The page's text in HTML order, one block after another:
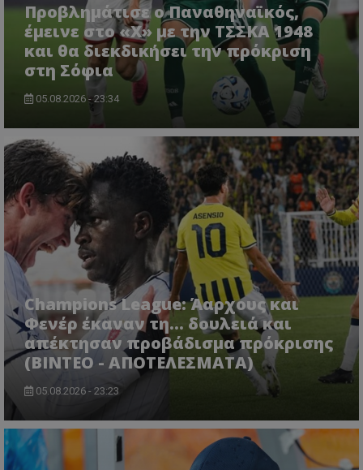
Προβλημάτισε ο Παναθηναϊκός,
έμεινε στο «Χ» με την ΤΣΣΚΑ 1948
και θα διεκδικήσει την πρόκριση
στη Σόφια
05.08.2026 - 23:34
Champions League: Άαρχους και
Φενέρ έκαναν τη... δουλειά και
απέκτησαν προβάδισμα πρόκρισης
(ΒΙΝΤΕΟ - ΑΠΟΤΕΛΕΣΜΑΤΑ)
05.08.2026 - 23:23